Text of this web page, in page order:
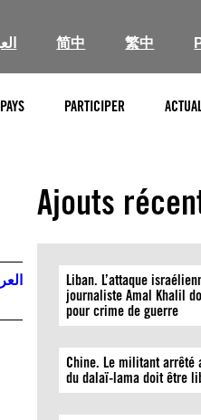
简中 繁中
PARTICIPER
Ajouts
Liban. L’attaque
journaliste Amal Khalil
pour crime de guerre
Chine. Le militant arrêté
du dalaï-lama doit être